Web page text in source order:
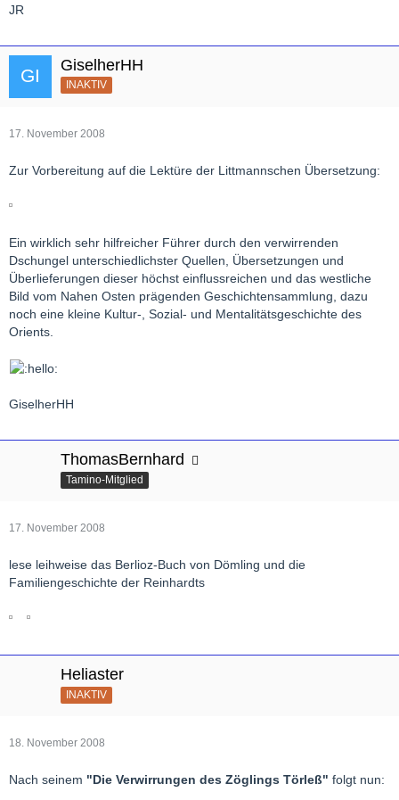
JR
GiselherHH
INAKTIV
17. November 2008
Zur Vorbereitung auf die Lektüre der Littmannschen Übersetzung:
Ein wirklich sehr hilfreicher Führer durch den verwirrenden
Dschungel unterschiedlichster Quellen, Übersetzungen und
Überlieferungen dieser höchst einflussreichen und das westliche
Bild vom Nahen Osten prägenden Geschichtensammlung, dazu
noch eine kleine Kultur-, Sozial- und Mentalitätsgeschichte des
Orients.
GiselherHH
ThomasBernhard
Tamino-Mitglied
17. November 2008
lese leihweise das Berlioz-Buch von Dömling und die
Familiengeschichte der Reinhardts
Heliaster
INAKTIV
18. November 2008
Nach seinem "Die Verwirrungen des Zöglings Törleß" folgt nun: